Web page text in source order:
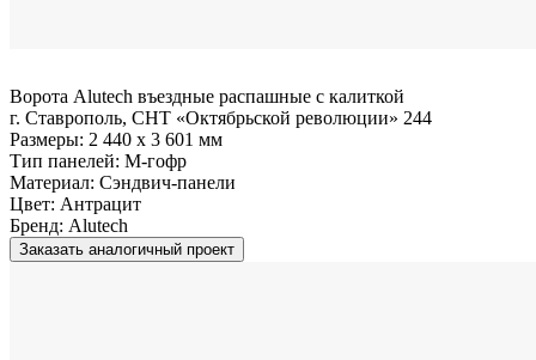
Ворота Alutech въездные распашные с калиткой
г. Ставрополь, СНТ «Октябрьской революции» 244
Размеры: 2 440 x 3 601 мм
Тип панелей: M-гофр
Материал: Сэндвич-панели
Цвет: Антрацит
Бренд: Alutech
Заказать аналогичный проект